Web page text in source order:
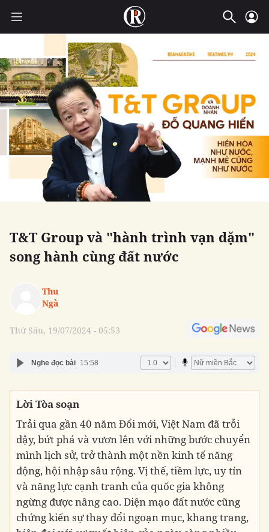
T&T Group và "hành trình vạn dặm"
song hành cùng đất nước
Thu
Ngà
Thứ Sáu, 19/07/2024 - 05:53
Nghe đọc bài 15:58
Lời Tòa soạn
Trải qua gần 40 năm Đổi mới, Việt Nam đã trỗi
dậy, bứt phá và vươn lên với những bước chuyển
mình lịch sử, trở thành một nền kinh tế năng
động, hội nhập sâu rộng. Vị thế, tiềm lực, uy tín
và năng lực cạnh tranh của quốc gia không
ngừng được nâng cao. Diện mạo đất nước cũng
chứng kiến sự thay đổi ngoạn mục, khang trang,